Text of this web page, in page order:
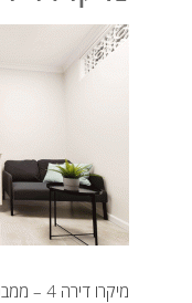
מיקרו דירה 4 – ממבט מהכניסה | צילום: עדי בן דוד